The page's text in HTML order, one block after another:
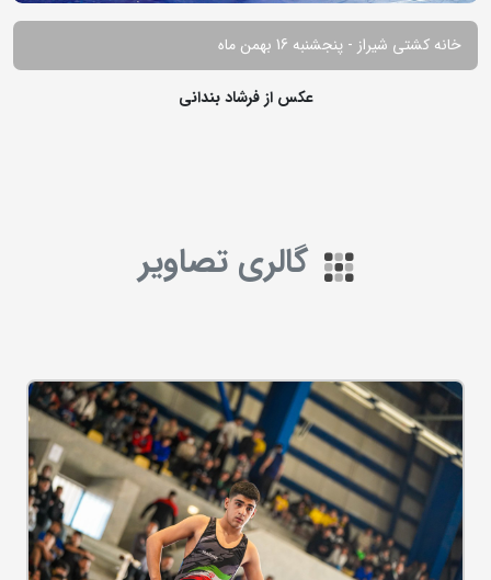
خانه کشتی شیراز - پنجشنبه 16 بهمن ماه
عکس از فرشاد بندانی
گالری تصاویر